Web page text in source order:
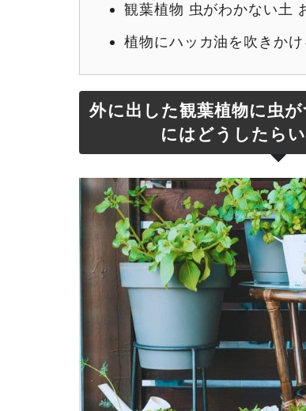
観葉植物 虫がわかない土
植物にハッカ油を吹きかけ
外に出した観葉植物に虫
にはどうしたら